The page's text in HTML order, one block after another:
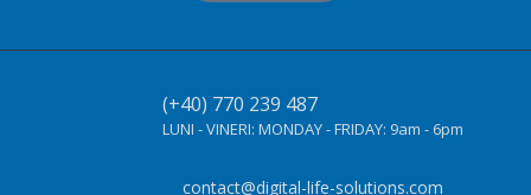
(+40) 770 239 487
LUNI - VINERI: MONDAY - FRIDAY: 9am - 6pm
contact@digital-life-solutions.com